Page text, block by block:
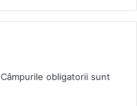
Câmpurile obligatorii sunt